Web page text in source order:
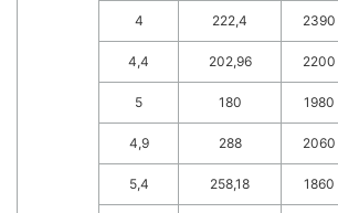
4 222,4 2390
4,4 202,96 2200
5 180 1980
4,9 288 2060
5,4 258,18 1860